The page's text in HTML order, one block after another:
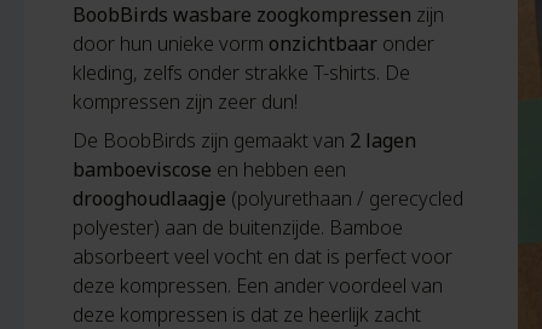
BoobBirds wasbare zoogkompressen zijn
door hun unieke vorm onzichtbaar onder
kleding, zelfs onder strakke T-shirts. De
kompressen zijn zeer dun!
De BoobBirds zijn gemaakt van 2 lagen
bamboeviscose en hebben een
drooghoudlaagje (polyurethaan / gerecycled
polyester) aan de buitenzijde. Bamboe
absorbeert veel vocht en dat is perfect voor
deze kompressen. Een ander voordeel van
deze kompressen is dat ze heerlijk zacht